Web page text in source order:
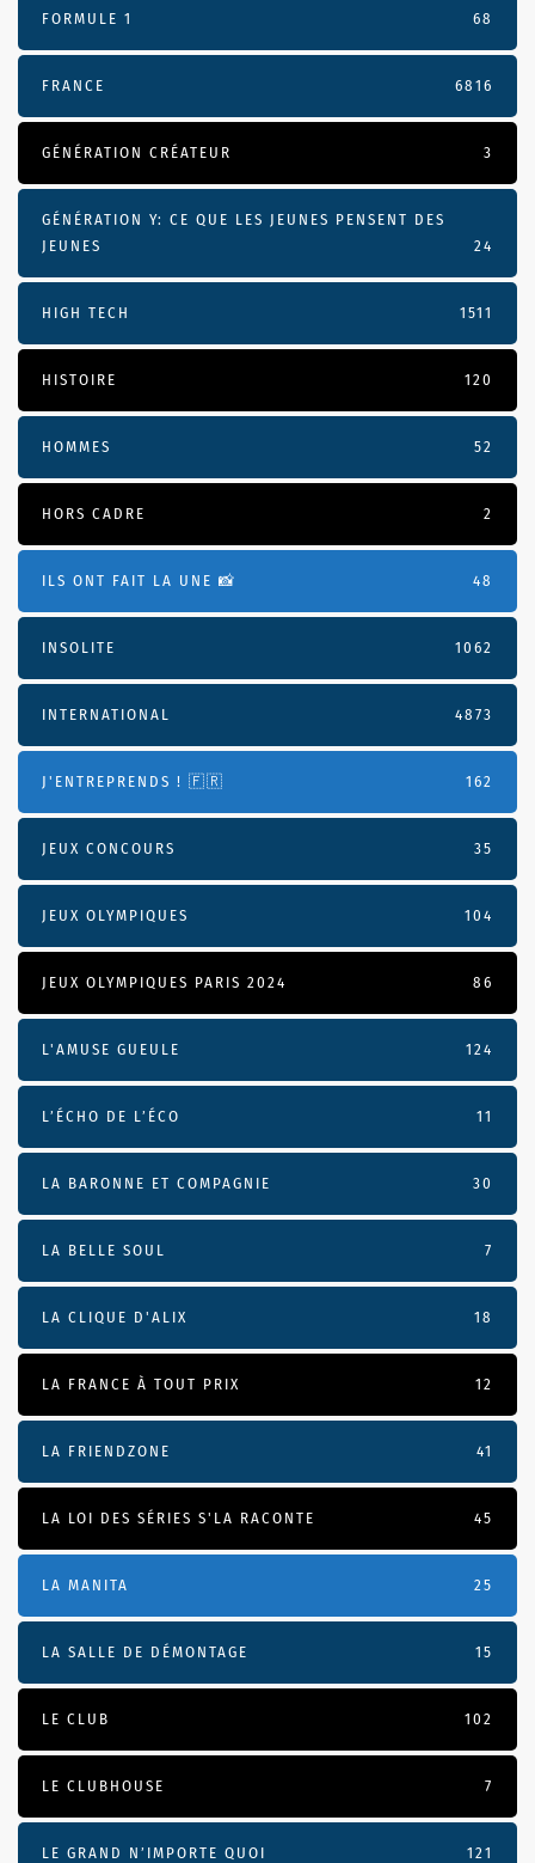
FORMULE 1 68
FRANCE 6816
GÉNÉRATION CRÉATEUR 3
GÉNÉRATION Y: CE QUE LES JEUNES PENSENT DES
JEUNES
24
HIGH TECH 1511
HISTOIRE 120
HOMMES 52
HORS CADRE 2
ILS ONT FAIT LA UNE 📸 48
INSOLITE 1062
INTERNATIONAL 4873
J'ENTREPRENDS ! 🇫🇷 162
JEUX CONCOURS 35
JEUX OLYMPIQUES 104
JEUX OLYMPIQUES PARIS 2024 86
L'AMUSE GUEULE 124
L’ÉCHO DE L’ÉCO 11
LA BARONNE ET COMPAGNIE 30
LA BELLE SOUL 7
LA CLIQUE D'ALIX 18
LA FRANCE À TOUT PRIX 12
LA FRIENDZONE 41
LA LOI DES SÉRIES S'LA RACONTE 45
LA MANITA 25
LA SALLE DE DÉMONTAGE 15
LE CLUB 102
LE CLUBHOUSE 7
LE GRAND N’IMPORTE QUOI 121